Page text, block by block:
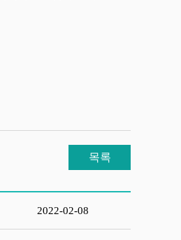
목록
2022-02-08